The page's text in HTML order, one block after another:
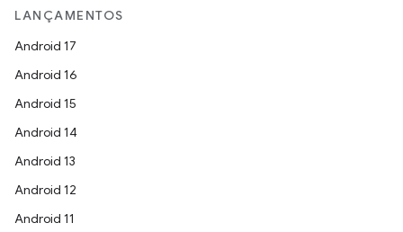
LANÇAMENTOS
Android 17
Android 16
Android 15
Android 14
Android 13
Android 12
Android 11